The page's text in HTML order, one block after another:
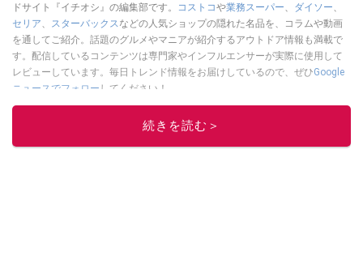
ドサイト『イチオシ』の編集部です。
コストコや業務スーパー ダイソー
セリア
スターバックス などの人気ショップの隠れた名品を、コラムや動画
を通してご紹介。話題のグルメやマニアが紹介するアウトドア情報も満載で
す。配信しているコンテンツは専門家やインフルエンサーが実際に使用して
レビューしています。毎日トレンド情報をお届けしているので、ぜひGoogle
ニュースでフォロー してください！
続きを読む＞